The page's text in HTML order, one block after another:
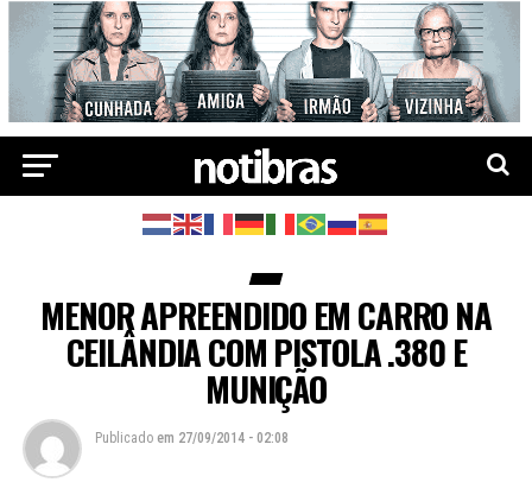
MENOR APREENDIDO EM CARRO NA
CEILÂNDIA COM PISTOLA .380 E
MUNIÇÃO
Publicado em 27/09/2014 - 02:08